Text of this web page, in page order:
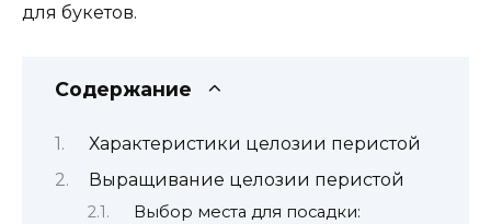
для букетов.
Содержание
Характеристики целозии перистой
Выращивание целозии перистой
Выбор места для посадки: